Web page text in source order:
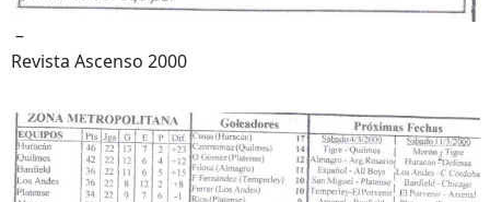
–
Revista Ascenso 2000